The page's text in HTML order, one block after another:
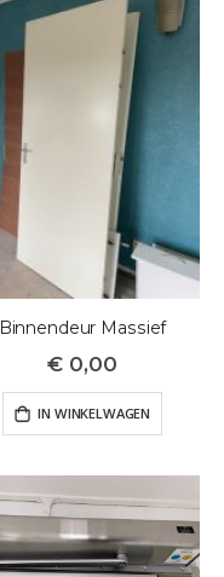
Binnendeur Massief
€ 0,00
IN WINKELWAGEN